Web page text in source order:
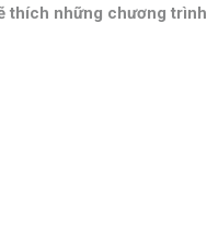
thích những chương trình